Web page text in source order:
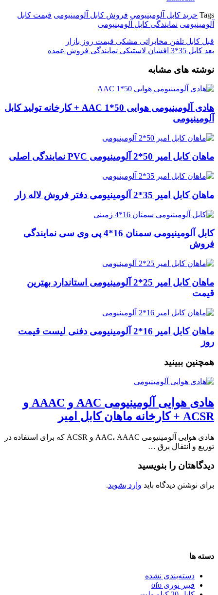
Tags خرید کابل آلومینیومی فروش کابل آلومینیومی قیمت کابل
آلومینیومی نمایندگی کابل آلومینیومی
قبل کابل تلفن مخابراتی مشکی قیمت روز بازار
بعد کابل 35*3 افشان لاستیکی نمایندگی فروش عمده
نوشته های مشابه
هادی آلومینیومی هوایی 50*1 AAC + کارخانه تولید کابل
آلومینیومی
ماهان کابل امیر 50*2 آلومینیومی PVC نمایندگی اصلی
ماهان کابل امیر 35*2 آلومینیومی دفتر فروش لاله زار
کابل آلومینیومی سمنان 16*4 پی وی سی نمایندگی
فروش
ماهان کابل امیر 25*2 آلومینیومی استاندارد بهترین
قیمت
ماهان کابل امیر 16*2 آلومینیومی دفنی لیست قیمت
روز
همچنین ببینید
هادی هوایی آلومینیومی AAC و AAAC و
ACSR + کارخانه ماهان کابل امیر
هادی هوایی آلومینیومی AAC، AAAC و ACSR که برای استفاده در
توزیع و انتقال برق …
دیدگاهتان را بنویسید
برای نوشتن دیدگاه باید وارد بشوید.
دسته ها
دسته‌بندی نشده
فیبر نوری ofo